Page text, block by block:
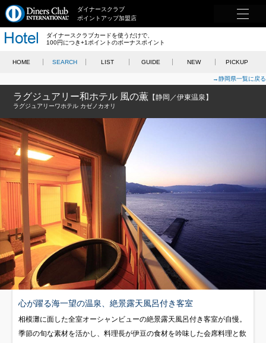
ダイナースクラブ
ポイントアップ加盟店
ダイナースクラブカードを使うだけで、
100円につき+1ポイントのボーナスポイント
HOME SEARCH LIST GUIDE NEW PICKUP
→静岡県一覧に戻る
ラグジュアリー和ホテル 風の薫 【静岡／伊東温泉】
ラグジュアリーワホテル カゼノカオリ
心が躍る海一望の温泉、絶景露天風呂付き客室
相模灘に面した全室オーシャンビューの絶景露天風呂付き客室が自慢。
季節の旬な素材を活かし、料理長が伊豆の食材を吟味した会席料理と飲